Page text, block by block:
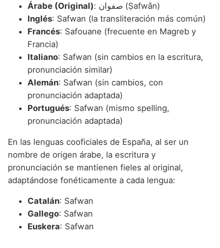
Árabe (Original)
: صفوان (Ṣafwān)
Inglés: Safwan (la transliteración más común)
Francés: Safouane (frecuente en Magreb y
Francia)
Italiano: Safwan (sin cambios en la escritura,
pronunciación similar)
Alemán: Safwan (sin cambios, con
pronunciación adaptada)
Portugués: Safwan (mismo spelling,
pronunciación adaptada)
En las lenguas cooficiales de España, al ser un
nombre de origen árabe, la escritura y
pronunciación se mantienen fieles al original,
adaptándose fonéticamente a cada lengua:
Catalán: Safwan
Gallego: Safwan
Euskera: Safwan